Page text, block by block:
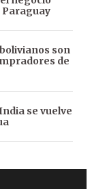
Paraguay
son
de
se vuelve